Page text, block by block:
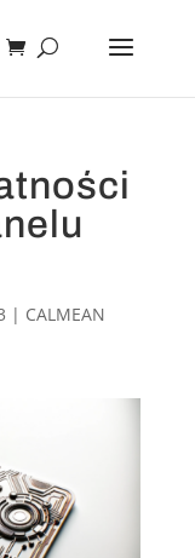
| CALMEAN